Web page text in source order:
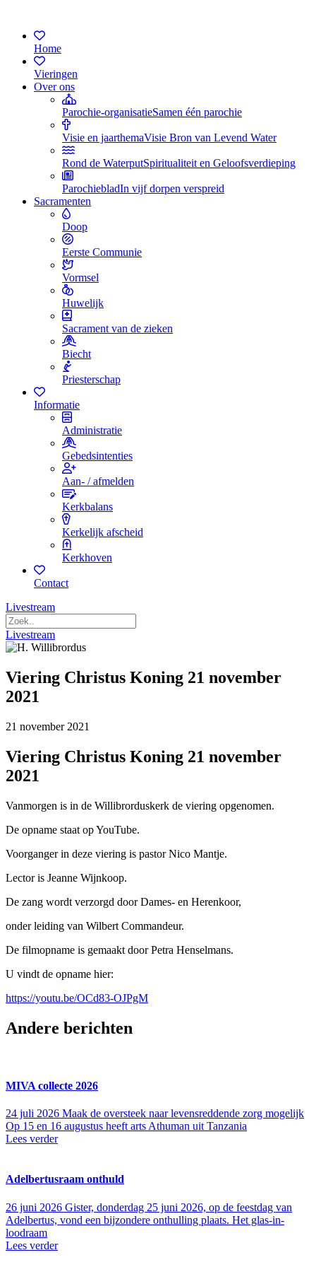
Home
Vieringen
Over ons
Parochie-organisatieSamen één parochie
Visie en jaarthemaVisie Bron van Levend Water
Rond de WaterputSpiritualiteit en Geloofsverdieping
ParochiebladIn vijf dorpen verspreid
Sacramenten
Doop
Eerste Communie
Vormsel
Huwelijk
Sacrament van de zieken
Biecht
Priesterschap
Informatie
Administratie
Gebedsintenties
Aan- / afmelden
Kerkbalans
Kerkelijk afscheid
Kerkhoven
Contact
Livestream
Livestream
Viering Christus Koning 21 november
2021
21 november 2021
Viering Christus Koning 21 november
2021
Vanmorgen is in de Willibrorduskerk de viering opgenomen.
De opname staat op YouTube.
Voorganger in deze viering is pastor Nico Mantje.
Lector is Jeanne Wijnkoop.
De zang wordt verzorgd door Dames- en Herenkoor,
onder leiding van Wilbert Commandeur.
De filmopname is gemaakt door Petra Henselmans.
U vindt de opname hier:
https://youtu.be/OCd83-OJPgM
Andere berichten
MIVA collecte 2026
24 juli 2026 Maak de oversteek naar levensreddende zorg mogelijk
Op 15 en 16 augustus heeft arts Athuman uit Tanzania
Lees verder
Adelbertusraam onthuld
26 juni 2026 Gister, donderdag 25 juni 2026, op de feestdag van
Adelbertus, vond een bijzondere onthulling plaats. Het glas-in-
loodraam
Lees verder